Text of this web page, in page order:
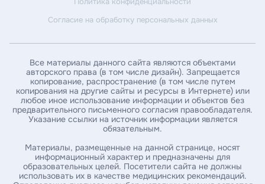
Согласие на обработку персональных данных
Все материалы данного сайта являются объектами
авторского права (в том числе дизайн). Запрещается
копирование, распространение (в том числе путем
копирования на другие сайты и ресурсы в Интернете) или
любое иное использование информации и объектов без
предварительного письменного согласия правообладателя.
Указание ссылки на источник информации является
обязательным.
Материалы, размещенные на данной странице, носят
информационный характер и предназначены для
образовательных целей. Посетители сайта не должны
использовать их в качестве медицинских рекомендаций.
Введите дату рождения*
Введите номер амбулаторной карты
За какой год / годы вы хотите получить справку *
Укажите почту, на которую нужно выслать справку*